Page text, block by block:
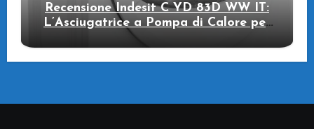
Recensione Indesit C YD 83D WW IT:
L’Asciugatrice a Pompa di Calore per
il Tuo Benessere